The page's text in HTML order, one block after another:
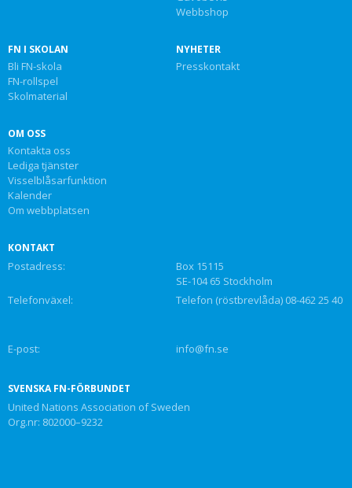
Webbshop
FN I SKOLAN
Bli FN-skola
FN-rollspel
Skolmaterial
NYHETER
Presskontakt
OM OSS
Kontakta oss
Lediga tjänster
Visselblåsarfunktion
Kalender
Om webbplatsen
KONTAKT
Postadress:
Box 15115
SE-104 65 Stockholm
Telefonväxel:
Telefon (röstbrevlåda) 08-462 25 40
E-post: info@fn.se
SVENSKA FN-FÖRBUNDET
United Nations Association of Sweden
Org.nr: 802000–9232